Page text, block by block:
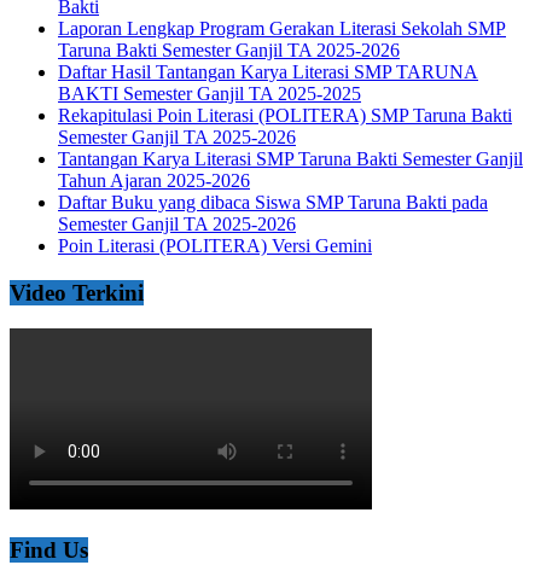
Bakti
Laporan Lengkap Program Gerakan Literasi Sekolah SMP
Taruna Bakti Semester Ganjil TA 2025-2026
Daftar Hasil Tantangan Karya Literasi SMP TARUNA
BAKTI Semester Ganjil TA 2025-2025
Rekapitulasi Poin Literasi (POLITERA) SMP Taruna Bakti
Semester Ganjil TA 2025-2026
Tantangan Karya Literasi SMP Taruna Bakti Semester Ganjil
Tahun Ajaran 2025-2026
Daftar Buku yang dibaca Siswa SMP Taruna Bakti pada
Semester Ganjil TA 2025-2026
Poin Literasi (POLITERA) Versi Gemini
Video Terkini
Find Us